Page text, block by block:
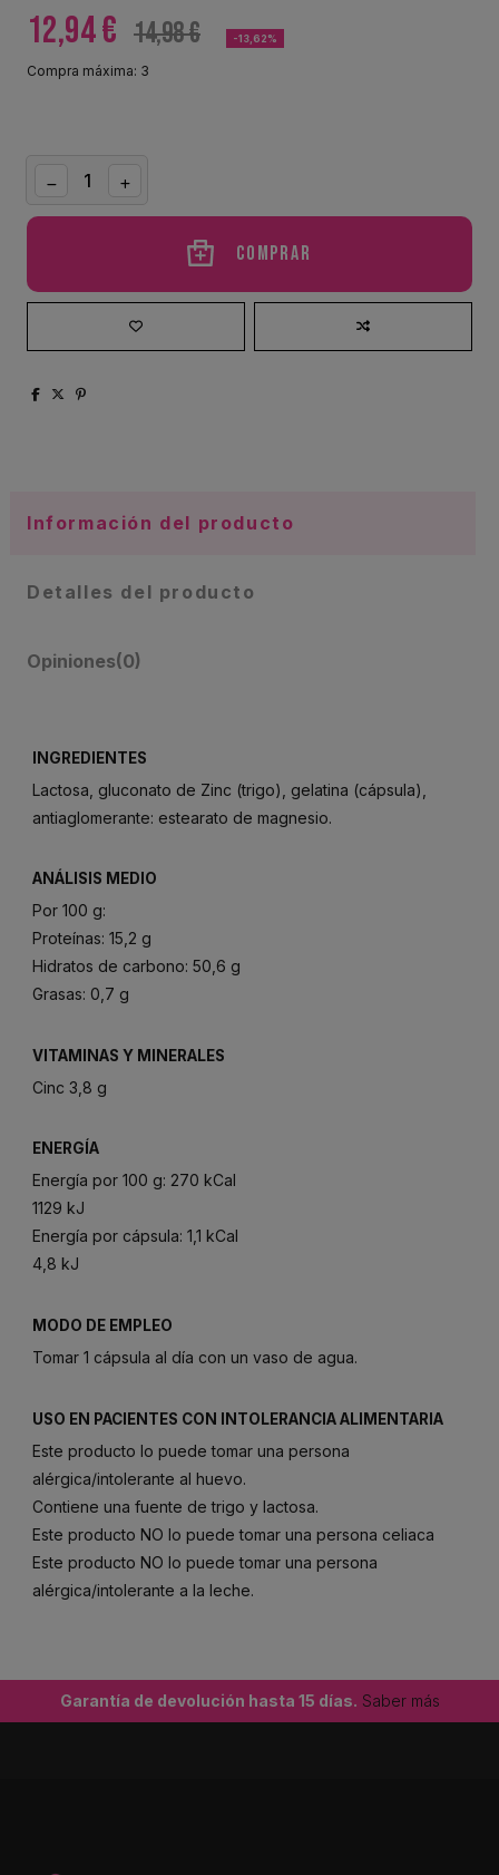
12,94 € 14,98 € -13,62%
Compra máxima: 3
Comprar
Información del producto
Detalles del producto
Opiniones(0)
INGREDIENTES
Lactosa, gluconato de Zinc (trigo), gelatina (cápsula),
antiaglomerante: estearato de magnesio.
ANÁLISIS MEDIO
Por 100 g:
Proteínas: 15,2 g
Hidratos de carbono: 50,6 g
Grasas: 0,7 g
VITAMINAS Y MINERALES
Cinc 3,8 g
ENERGÍA
Energía por 100 g: 270 kCal
1129 kJ
Energía por cápsula: 1,1 kCal
4,8 kJ
MODO DE EMPLEO
Tomar 1 cápsula al día con un vaso de agua.
USO EN PACIENTES CON INTOLERANCIA ALIMENTARIA
Este producto lo puede tomar una persona
alérgica/intolerante al huevo.
Contiene una fuente de trigo y lactosa.
Este producto NO lo puede tomar una persona celiaca
Este producto NO lo puede tomar una persona
alérgica/intolerante a la leche.
Garantía de devolución hasta 15 días. Saber más